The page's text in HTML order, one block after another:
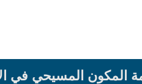
المكون المسيحي في